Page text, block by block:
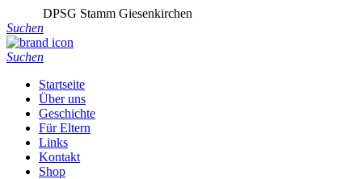
DPSG Stamm Giesenkirchen
Suchen
Suchen
Startseite
Über uns
Geschichte
Für Eltern
Links
Kontakt
Shop